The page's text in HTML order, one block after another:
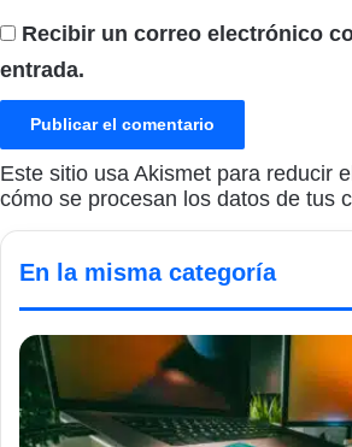
Recibir un correo electrónico
entrada.
Este sitio usa Akismet para reducir
cómo se procesan los datos de tus
En la misma categoría